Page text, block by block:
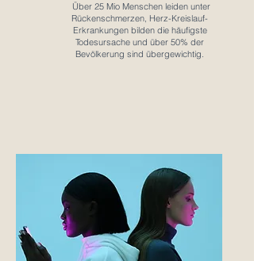
Über 25 Mio Menschen leiden unter
Rückenschmerzen, Herz-Kreislauf-
Erkrankungen bilden die häufigste
Todesursache und über 50% der
Bevölkerung sind übergewichtig.